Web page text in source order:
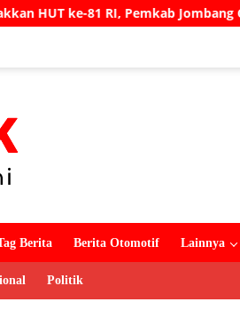
Jombang Gelar Porkab 2026 untuk
Berita Berita Otomotif Lainnya
Politik